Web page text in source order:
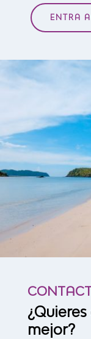
ENTRA
mejor?